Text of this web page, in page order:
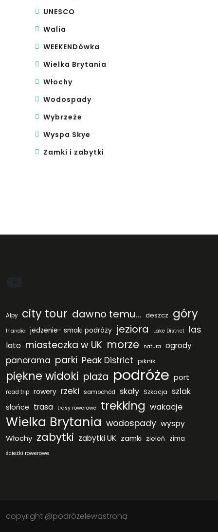
UNESCO
Walia
WEEKENDówka
Wielka Brytania
Włochy
Wodospady
Wybrzeże
Wyspa Skye
Zamki i zabytki
Alpy city tour dawno temu... deszcz góry
Irlandia jedzenie- smaki podróży jeziora Lake District las
lato miasteczka w UK morze natura ogrody
panorama parki Peak District piknik
piękne widoki plaża podróże port
road trip rowery rzeki samochód skały Szkocja szlak
słońce trasa trasy rowerowe trekking wakacje
Wielka Brytania wodospady wyspy
Włochy zabytki zabytki UK zamki zieleń zima
ścieżki rowerowe
copyright @podróżelewąstroną